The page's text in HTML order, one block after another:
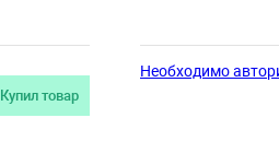
Купил товар
Необходимо